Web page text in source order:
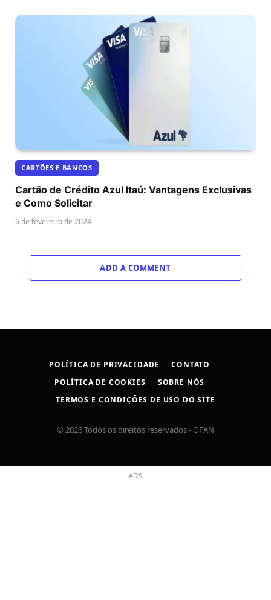
CARTÕES E BANCOS
Cartão de Crédito Azul Itaú: Vantagens Exclusivas
e Como Solicitar
6 de fevereiro de 2024
ADD A COMMENT
POLÍTICA DE PRIVACIDADE
CONTATO
POLÍTICA DE COOKIES
SOBRE NÓS
TERMOS E CONDIÇÕES DE USO DO SITE
© 2026 Todos os direitos reservados - OFAN
ADS